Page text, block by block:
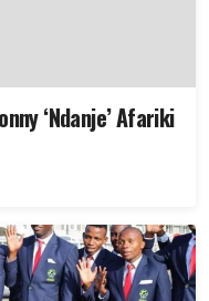
‘Ndanje’ Afariki